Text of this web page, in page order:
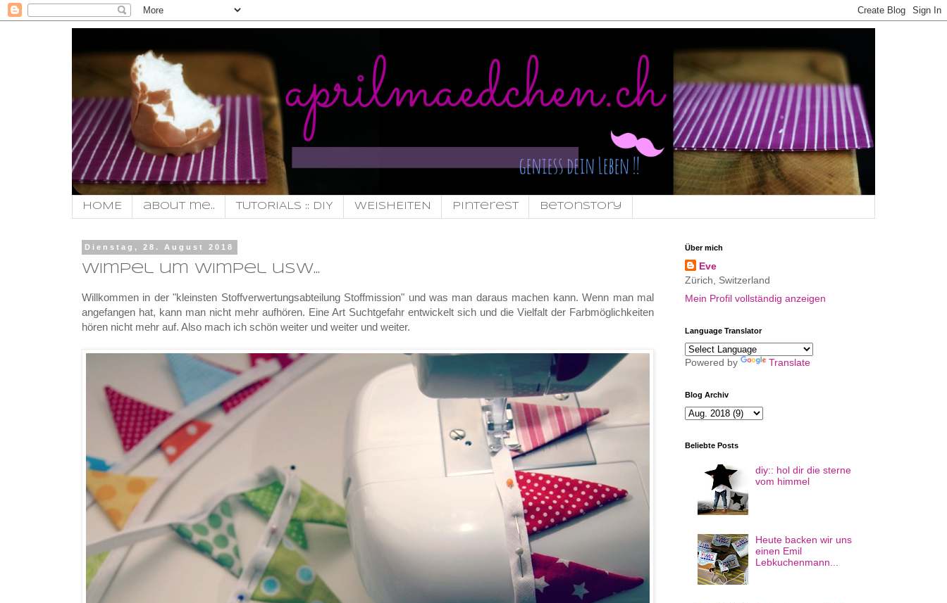
HOME about me.. TUTORIALS :: DIY WEISHEITEN pinterest Betonstory
Dienstag, 28. August 2018
wimpel um wimpel usw...
Willkommen in der "kleinsten Stoffverwertungsabteilung Stoffmission" und was man daraus machen kann. Wenn man mal
angefangen hat, kann man nicht mehr aufhören. Eine Art Suchtgefahr entwickelt sich und die Vielfalt der Farbmöglichkeiten
hören nicht mehr auf. Also mach ich schön weiter und weiter und weiter.
Über mich
Eve
Zürich, Switzerland
Mein Profil vollständig anzeigen
Language Translator
Powered by Translate
Blog Archiv
Beliebte Posts
diy:: hol dir die sterne
vom himmel
Heute backen wir uns
einen Emil
Lebkuchenmann...